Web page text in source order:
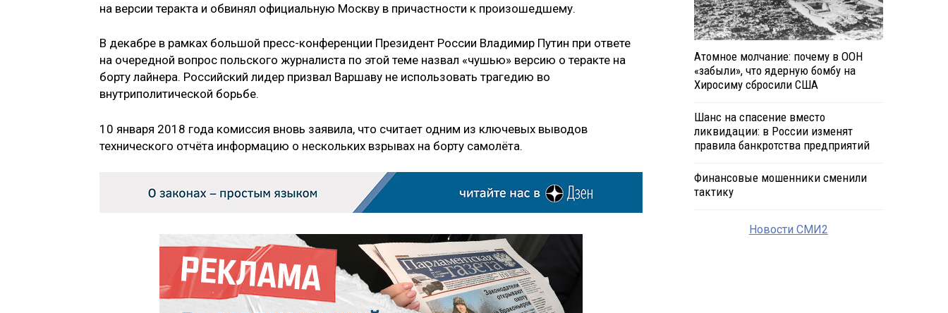
на версии теракта и обвинял официальную Москву в причастности к произошедшему.
В декабре в рамках большой пресс-конференции Президент России Владимир Путин при ответе
на очередной вопрос польского журналиста по этой теме назвал «чушью» версию о теракте на
борту лайнера. Российский лидер призвал Варшаву не использовать трагедию во
внутриполитической борьбе.
10 января 2018 года комиссия вновь заявила, что считает одним из ключевых выводов
технического отчёта информацию о нескольких взрывах на борту самолёта.
Атомное молчание: почему в ООН
«забыли», что ядерную бомбу на
Хиросиму сбросили США
Шанс на спасение вместо
ликвидации: в России изменят
правила банкротства предприятий
Финансовые мошенники сменили
тактику
Новости СМИ2